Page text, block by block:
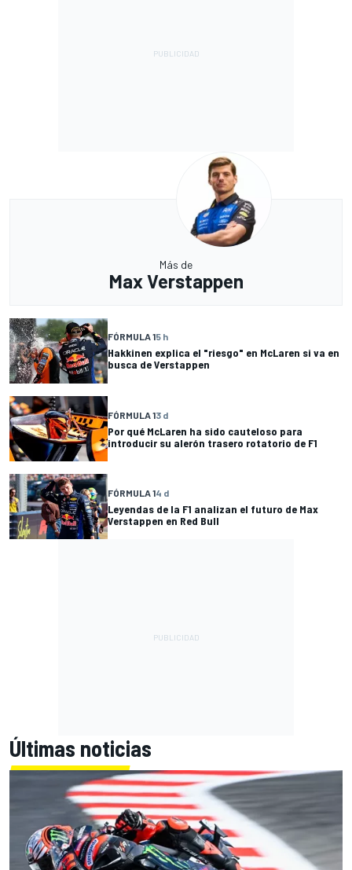
Más de
Max Verstappen
FÓRMULA 15 h
Hakkinen explica el "riesgo" en McLaren si va en
busca de Verstappen
FÓRMULA 13 d
Por qué McLaren ha sido cauteloso para
introducir su alerón trasero rotatorio de F1
FÓRMULA 14 d
Leyendas de la F1 analizan el futuro de Max
Verstappen en Red Bull
Últimas noticias